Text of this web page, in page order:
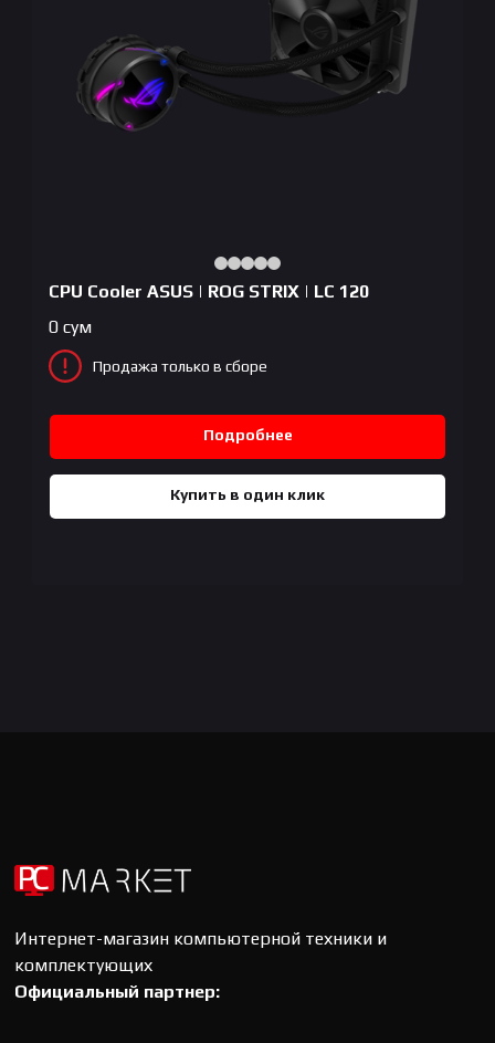
CPU Cooler ASUS | ROG STRIX | LC 120
0 сум
Продажа только в сборе
Подробнее
Купить в один клик
Интернет-магазин компьютерной техники и
комплектующих
Официальный партнер: